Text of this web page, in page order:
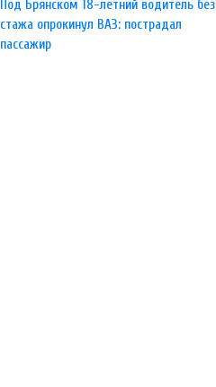
Под Брянском 18-летний водитель без
стажа опрокинул ВАЗ: пострадал
пассажир